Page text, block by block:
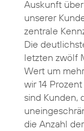
Auskunft
unserer
zentrale
Die
letzten zwölf
Wert um
wir 14
sind Kunden,
die Anzahl